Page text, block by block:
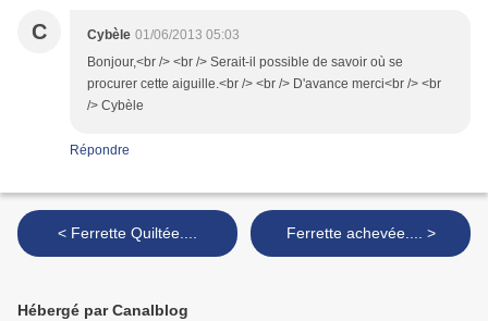
C Cybèle 01/06/2013 05:03
Bonjour,<br /> <br /> Serait-il possible de savoir où se
procurer cette aiguille.<br /> <br /> D'avance merci<br /> <br
/> Cybèle
Répondre
< Ferrette Quiltée.... Ferrette achevée.... >
Hébergé par Canalblog